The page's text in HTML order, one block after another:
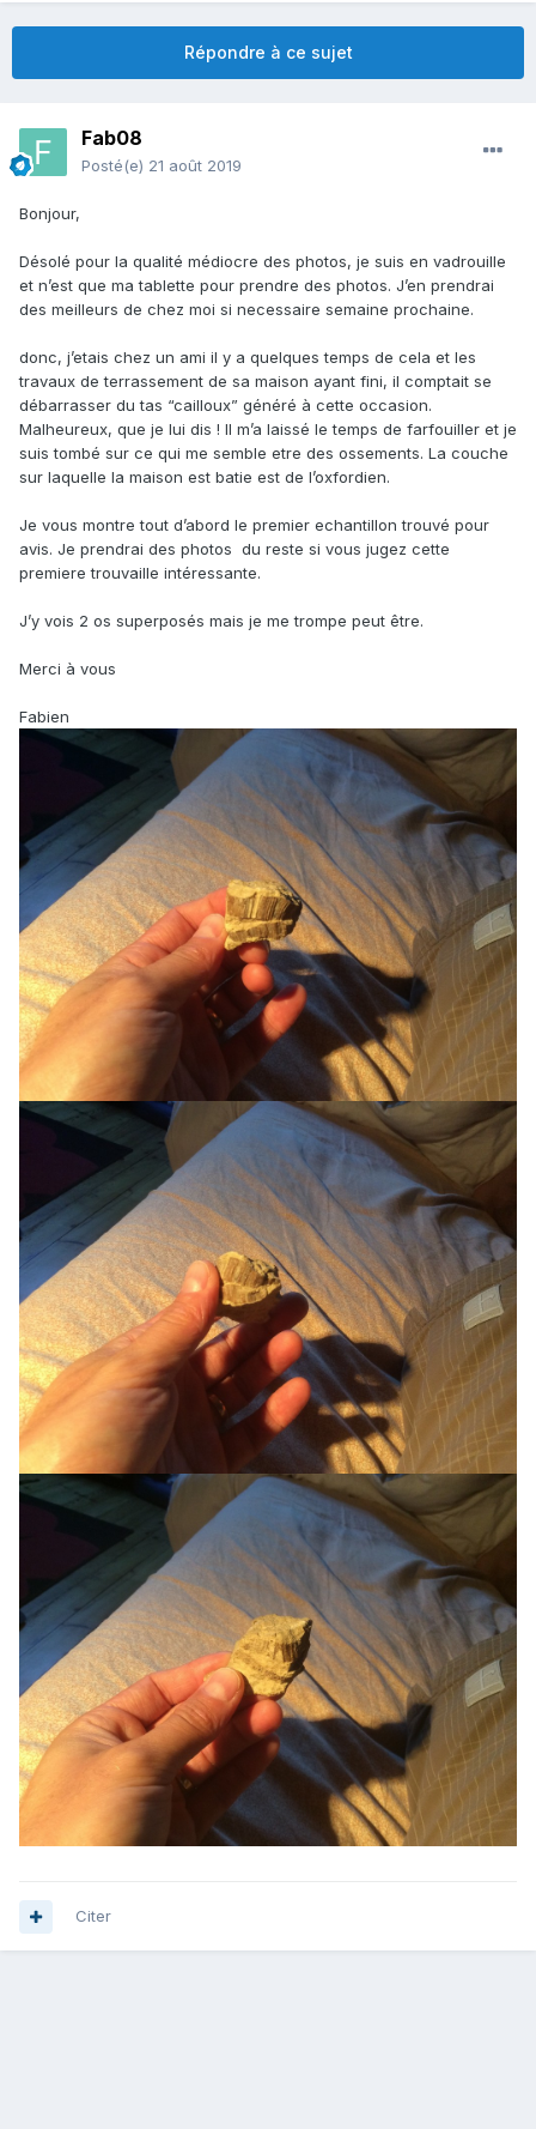
Répondre à ce sujet
Fab08
Posté(e) 21 août 2019
Bonjour,
Désolé pour la qualité médiocre des photos, je suis en vadrouille
et n’est que ma tablette pour prendre des photos. J’en prendrai
des meilleurs de chez moi si necessaire semaine prochaine.
donc, j’etais chez un ami il y a quelques temps de cela et les
travaux de terrassement de sa maison ayant fini, il comptait se
débarrasser du tas “cailloux” généré à cette occasion.
Malheureux, que je lui dis ! Il m’a laissé le temps de farfouiller et je
suis tombé sur ce qui me semble etre des ossements. La couche
sur laquelle la maison est batie est de l’oxfordien.
Je vous montre tout d’abord le premier echantillon trouvé pour
avis. Je prendrai des photos du reste si vous jugez cette
premiere trouvaille intéressante.
J’y vois 2 os superposés mais je me trompe peut être.
Merci à vous
Fabien
Citer